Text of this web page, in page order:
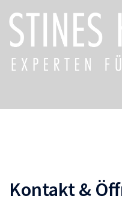
Inhalt
springen
Kontakt &